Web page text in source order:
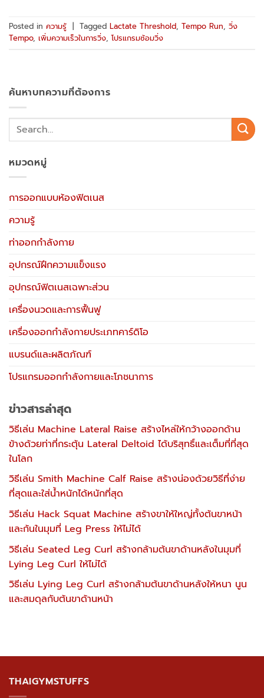
Posted in ความรู้ Tagged Lactate Threshold, Tempo Run, วิ่ง
Tempo, เพิ่มความเร็วในการวิ่ง, โปรแกรมซ้อมวิ่ง
ค้นหาบทความที่ต้องการ
หมวดหมู่
การออกแบบห้องฟิตเนส
ความรู้
ท่าออกกำลังกาย
อุปกรณ์ฝึกความแข็งแรง
อุปกรณ์ฟิตเนสเฉพาะส่วน
เครื่องนวดและการฟื้นฟู
เครื่องออกกำลังกายประเภทคาร์ดิโอ
แบรนด์และผลิตภัณฑ์
โปรแกรมออกกำลังกายและโภชนาการ
ข่าวสารล่าสุด
วิธีเล่น Machine Lateral Raise สร้างไหล่ให้กว้างออกด้าน
ข้างด้วยท่าที่กระตุ้น Lateral Deltoid ได้บริสุทธิ์และเต็มที่ที่สุด
ในโลก
วิธีเล่น Smith Machine Calf Raise สร้างน่องด้วยวิธีที่ง่าย
ที่สุดและใส่น้ำหนักได้หนักที่สุด
วิธีเล่น Hack Squat Machine สร้างขาให้ใหญ่ทั้งต้นขาหน้า
และก้นในมุมที่ Leg Press ให้ไม่ได้
วิธีเล่น Seated Leg Curl สร้างกล้ามต้นขาด้านหลังในมุมที่
Lying Leg Curl ให้ไม่ได้
วิธีเล่น Lying Leg Curl สร้างกล้ามต้นขาด้านหลังให้หนา นูน
และสมดุลกับต้นขาด้านหน้า
THAIGYMSTUFFS